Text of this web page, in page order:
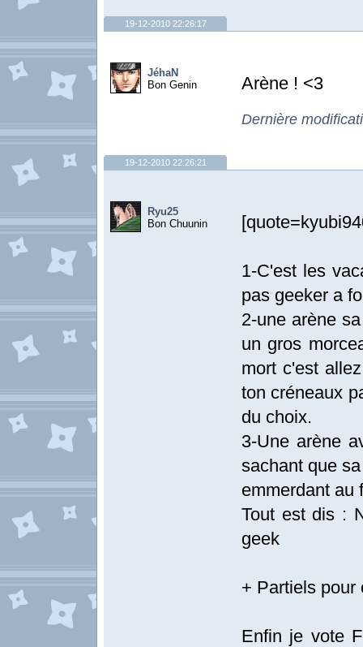
19-12-2010 22:26:17
JéhaN
Bon Genin
Arène ! <3
Dernière
19-12-2010 22:26:21
Ryu25
Bon Chuunin
1-C'est les
pas geeker a
2-une arène
un gros
mort c'est
ton créneaux
du choix.
3-Une arène
sachant que
emmerdant au
Tout est dis :
geek
+ Partiels pour
Enfin je vote